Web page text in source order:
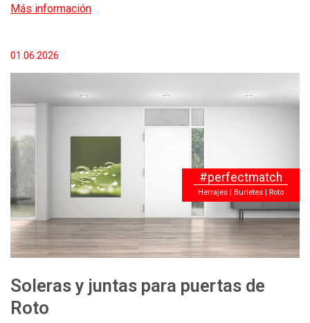
Más información
#perfectmatch
Herrajes | Burletes | Roto
01.06.2026
Soleras y juntas para puertas de
Roto